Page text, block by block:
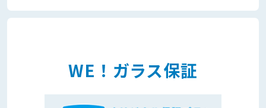
WE！ガラス保証